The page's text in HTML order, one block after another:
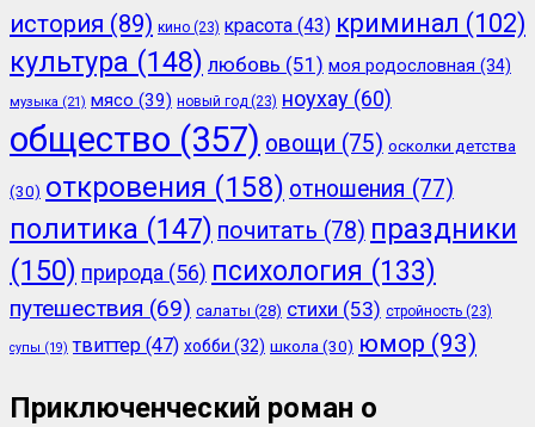
история (89) кино (23) красота (43) криминал (102)
культура (148) любовь (51) моя родословная (34)
музыка (21) мясо (39) новый год (23) ноухау (60)
общество (357) овощи (75) осколки детства
(30) откровения (158) отношения (77)
политика (147) почитать (78) праздники
(150) природа (56) психология (133)
путешествия (69) салаты (28) стихи (53) стройность (23)
супы (19) твиттер (47) хобби (32) школа (30) юмор (93)
Приключенческий роман о